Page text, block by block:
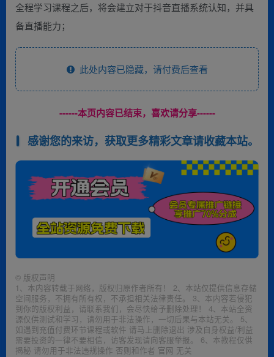
全程学习课程之后，将会建立对于抖音直播系统认知，并具
备直播能力；
此处内容已隐藏，请付费后查看
------本页内容已结束，喜欢请分享------
感谢您的来访，获取更多精彩文章请收藏本站。
© 版权声明
1、本内容转载于网络，版权归原作者所有！ 2、本站仅提供信息存储
空间服务，不拥有所有权，不承担相关法律责任。 3、本内容若侵犯
到你的版权利益，请联系我们，会尽快给予删除处理！ 4、本站全资
源仅供测试和学习，请勿用于非法操作，一切后果与本站无关。 5、
如遇到充值付费环节课程或软件 请马上删除退出 涉及自身权益/利益
需要投资的一律不要相信，访客发现请向客服举报。 6、本教程仅供
揭秘 请勿用于非法违规操作 否则和作者 官网 无关